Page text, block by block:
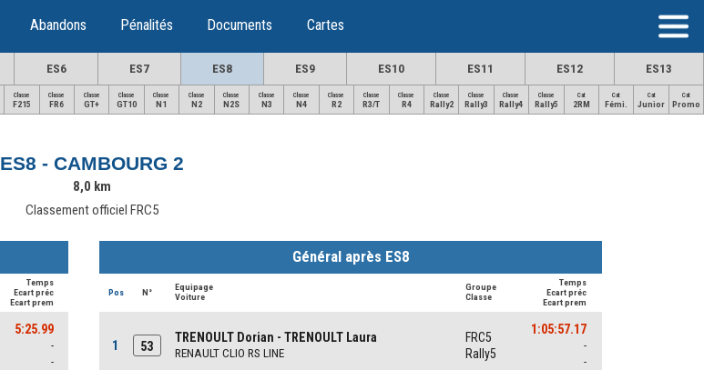
Abandons Pénalités Documents Cartes
ES6 ES7 ES8 ES9 ES10 ES11 ES12 ES13
Classe
F215
Classe
FR6
Classe
GT+
Classe
GT10
Classe
N1
Classe
N2
Classe
N2S
Classe
N3
Classe
N4
Classe
R2
Classe
R3/T
Classe
R4
Classe
Rally2
Classe
Rally3
Classe
Rally4
Classe
Rally5
Cat
2RM
Cat
Fémi.
Cat
Junior
Cat
Promo
ES8 - CAMBOURG 2
8,0 km
Classement officiel FRC5
Temps
Ecart préc
Ecart prem
5:25.99
-
-
Général après ES8
Pos N°
Equipage
Voiture
Groupe
Classe
Temps
Ecart préc
Ecart prem
1 53
TRENOULT Dorian - TRENOULT Laura
RENAULT CLIO RS LINE
FRC5
Rally5
1:05:57.17
-
-